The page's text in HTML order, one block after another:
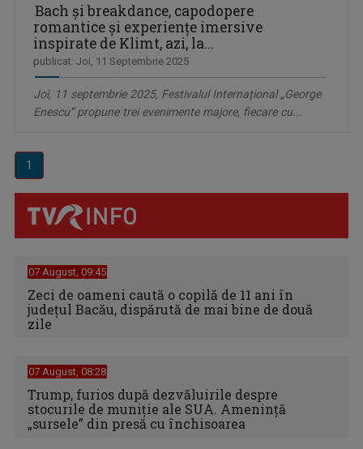
Bach și breakdance, capodopere
romantice și experiențe imersive
inspirate de Klimt, azi, la...
publicat: Joi, 11 Septembrie 2025
Joi, 11 septembrie 2025, Festivalul Internațional „George
Enescu” propune trei evenimente majore, fiecare cu...
1
07 August, 09:45
Zeci de oameni caută o copilă de 11 ani în
judeţul Bacău, dispărută de mai bine de două
zile
07 August, 08:28
Trump, furios după dezvăluirile despre
stocurile de muniție ale SUA. Amenință
„sursele” din presă cu închisoarea